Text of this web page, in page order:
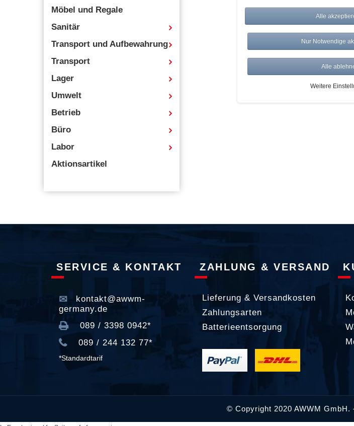
Möbel und Regale
Sanitär
Transport und Aufbewahrung
Transport
Lager
Umwelt
Betrieb
Büro
Labor
Aktionsartikel
SERVICE & KONTAKT
kontakt@awwm-
germany.de
089 / 3398 0942*
089 / 244 132 77*
*Standardtarif
ZAHLUNG & VERSAND
Lieferung & Versandkosten
Zahlungsarten
Batterieentsorgung
© Copyright 2020 AWWM GmbH.
Alle
Nur Notwendige
Alle
Weitere